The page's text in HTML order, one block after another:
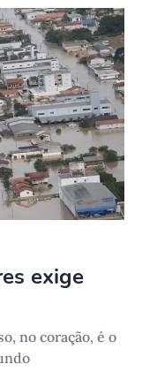
exige
no coração, é o